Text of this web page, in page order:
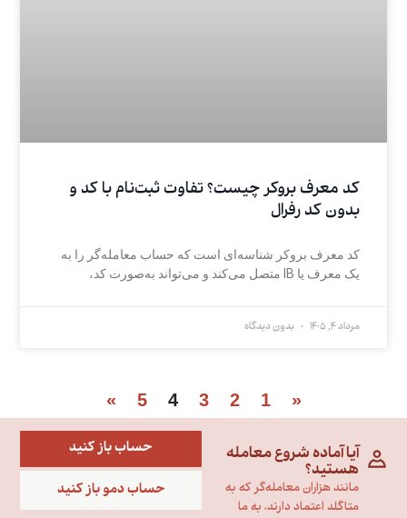
کد معرف بروکر چیست؟ تفاوت ثبت‌نام با کد و
بدون کد رفرال
کد معرف بروکر شناسه‌ای است که حساب معامله‌گر را به
یک معرف یا IB متصل می‌کند و می‌تواند به‌صورت کد،
مرداد 4, 1405 بدون دیدگاه
«
1
2
3
4
5
»
آیا آماده شروع معامله
هستید؟
مانند هزاران معامله‌گر که به
متاگلد اعتماد دارند، به ما
حساب باز کنید
حساب دمو باز کنید